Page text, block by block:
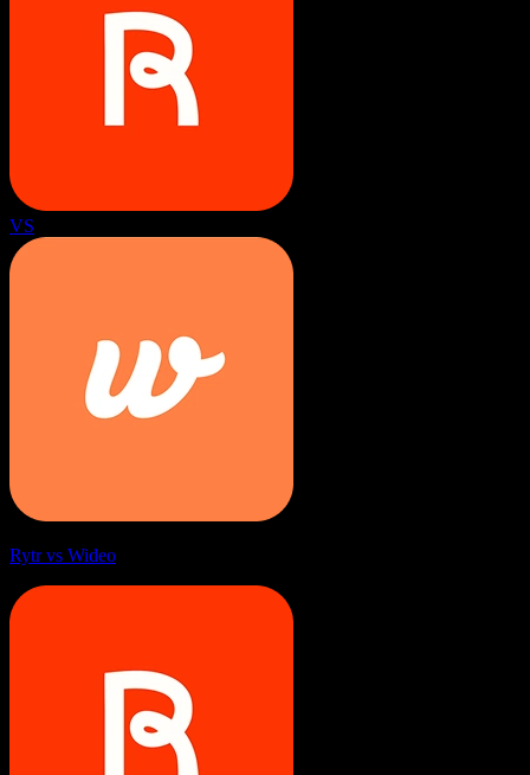
VS
Rytr vs Wideo